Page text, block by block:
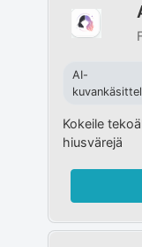
AI-
Kokeile
hiusvärejä